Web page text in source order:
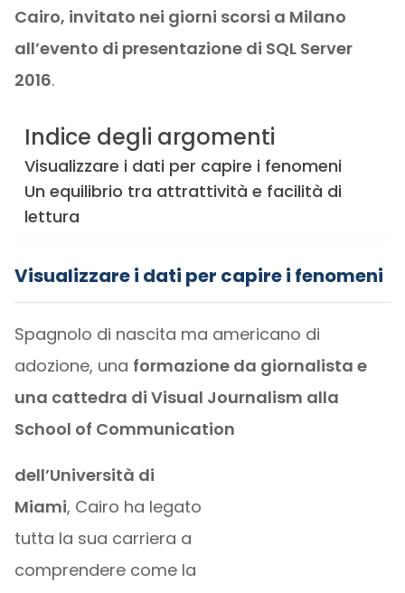
Cairo, invitato nei giorni scorsi a Milano
all’evento di presentazione di SQL Server
2016.
Indice degli argomenti
Visualizzare i dati per capire i fenomeni
Un equilibrio tra attrattività e facilità di
lettura
Visualizzare i dati per capire i fenomeni
Spagnolo di nascita ma americano di
adozione, una formazione da giornalista e
una cattedra di Visual Journalism alla
School of Communication
dell’Università di
Miami, Cairo ha legato
tutta la sua carriera a
comprendere come la